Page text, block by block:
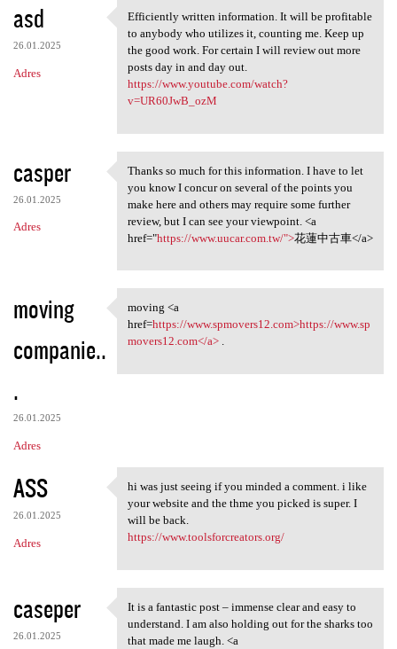
asd
26.01.2025
Adres
Efficiently written
Efficiently written information. It will be profitable
to anybody who utilizes it, counting me. Keep up
the good work. For certain I will review out more
posts day in and day out.
https://www.youtube.com/watch?
v=UR60JwB_ozM
casper
26.01.2025
Adres
Thanks so much for this
Thanks so much for this information. I have to let
you know I concur on several of the points you
make here and others may require some further
review, but I can see your viewpoint. <a
href="https://www.uucar.com.tw/">花蓮中古車</a>
moving
companie..
.
26.01.2025
Adres
moving <a href=https://www
moving <a
href=https://www.spmovers12.com>https://www.sp
movers12.com</a>.
ASS
26.01.2025
Adres
hi was just seeing if you
hi was just seeing if you minded a comment. i like
your website and the thme you picked is super. I
will be back.
https://www.toolsforcreators.org/
caseper
26.01.2025
It is a fantastic post –
It is a fantastic post – immense clear and easy to
understand. I am also holding out for the sharks too
that made me laugh. <a